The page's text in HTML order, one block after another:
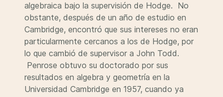
algebraica bajo la supervisión de Hodge. No
obstante, después de un año de estudio en
Cambridge, encontró que sus intereses no eran
particularmente cercanos a los de Hodge, por
lo que cambió de supervisor a John Todd.
Penrose obtuvo su doctorado por sus
resultados en algebra y geometría en la
Universidad Cambridge en 1957, cuando ya